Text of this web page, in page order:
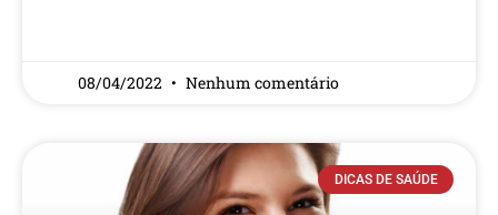
08/04/2022 Nenhum comentário
DICAS DE SAÚDE